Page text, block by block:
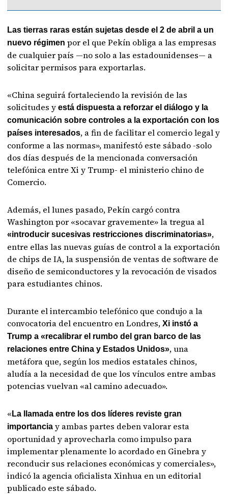
Las tierras raras están sujetas desde el 2 de abril a un
nuevo régimen por el que Pekín obliga a las empresas
de cualquier país —no solo a las estadounidenses— a
solicitar permisos para exportarlas.
«China seguirá fortaleciendo la revisión de las
solicitudes y está dispuesta a reforzar el diálogo y la
comunicación sobre controles a la exportación con los
países interesados, a fin de facilitar el comercio legal y
conforme a las normas», manifestó este sábado -solo
dos días después de la mencionada conversación
telefónica entre Xi y Trump- el ministerio chino de
Comercio.
Además, el lunes pasado, Pekín cargó contra
Washington por «socavar gravemente» la tregua al
«introducir sucesivas restricciones discriminatorias»,
entre ellas las nuevas guías de control a la exportación
de chips de IA, la suspensión de ventas de software de
diseño de semiconductores y la revocación de visados
para estudiantes chinos.
Durante el intercambio telefónico que condujo a la
convocatoria del encuentro en Londres, Xi instó a
Trump a «recalibrar el rumbo del gran barco de las
relaciones entre China y Estados Unidos», una
metáfora que, según los medios estatales chinos,
aludía a la necesidad de que los vínculos entre ambas
potencias vuelvan «al camino adecuado».
« La llamada entre los dos líderes reviste gran
importanciay ambas partes deben valorar esta
oportunidad y aprovecharla como impulso para
implementar plenamente lo acordado en Ginebra y
reconducir sus relaciones económicas y comerciales»,
indicó la agencia oficialista Xinhua en un editorial
publicado este sábado.